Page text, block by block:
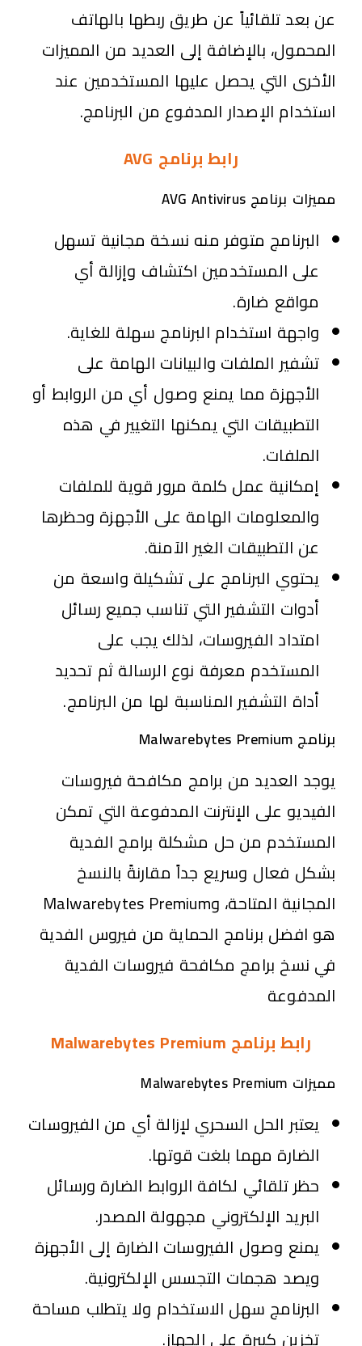
عن بعد تلقائياً عن طريق ربطها بالهاتف
المحمول، بالإضافة إلى العديد من المميزات
الأخرى التي يحصل عليها المستخدمين عند
استخدام الإصدار المدفوع من البرنامج.
رابط برنامج AVG
مميزات برنامج AVG Antivirus
البرنامج متوفر منه نسخة مجانية تسهل
على المستخدمين اكتشاف وإزالة أي
مواقع ضارة.
واجهة استخدام البرنامج سهلة للغاية.
تشفير الملفات والبيانات الهامة على
الأجهزة مما يمنع وصول أي من الروابط أو
التطبيقات التي يمكنها التغيير في هذه
الملفات.
إمكانية عمل كلمة مرور قوية للملفات
والمعلومات الهامة على الأجهزة وحظرها
عن التطبيقات الغير الآمنة.
يحتوي البرنامج على تشكيلة واسعة من
أدوات التشفير التي تناسب جميع رسائل
امتداد الفيروسات، لذلك يجب على
المستخدم معرفة نوع الرسالة ثم تحديد
أداة التشفير المناسبة لها من البرنامج.
برنامج Malwarebytes Premium
يوجد العديد من برامج مكافحة فيروسات
الفيديو على الإنترنت المدفوعة التي تمكن
المستخدم من حل مشكلة برامج الفدية
بشكل فعال وسريع جداً مقارنةً بالنسخ
هو افضل برنامج الحماية من فيروس الفدية
في نسخ برامج مكافحة فيروسات الفدية
المدفوعة
رابط برنامج Malwarebytes Premium
مميزات Malwarebytes Premium
يعتبر الحل السحري لإزالة أي من الفيروسات
الضارة مهما بلغت قوتها.
حظر تلقائي لكافة الروابط الضارة ورسائل
البريد الإلكتروني مجهولة المصدر.
يمنع وصول الفيروسات الضارة إلى الأجهزة
ويصد هجمات التجسس الإلكترونية.
البرنامج سهل الاستخدام ولا يتطلب مساحة
تخزين كبيرة على الجهاز.